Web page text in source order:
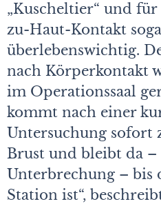
„Kuscheltier“ und
zu-Haut-Kontakt
überlebenswichtig.
nach Körperkontakt
im Operationssaal
kommt nach einer
Untersuchung sofort
Brust und bleibt da –
Unterbrechung – bis
Station ist“,